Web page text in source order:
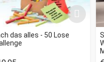
das alles - 50 Lose